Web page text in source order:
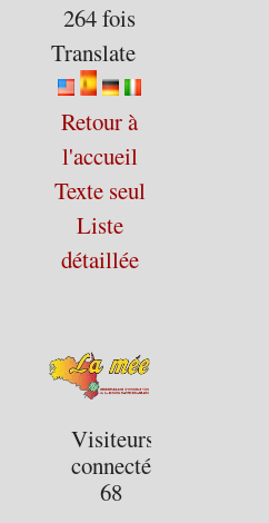
264 fois
Translate
Retour à
l'accueil
Texte seul
Liste
détaillée
Visiteurs
connectés :
68